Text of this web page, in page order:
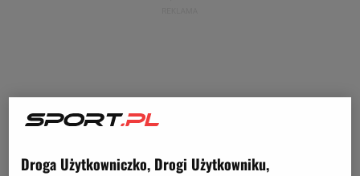
Droga Użytkowniczko, Drogi Użytkowniku,